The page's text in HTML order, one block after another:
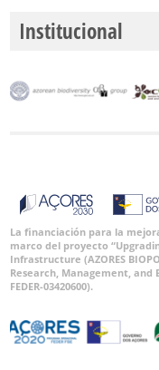
Institucional
La financiación para la
marco del proyecto
Infrastructure (AZORES
Research, Management, and
FEDER-03420600).